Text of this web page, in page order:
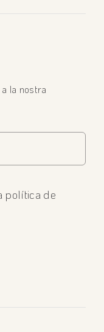
la nostra
política de